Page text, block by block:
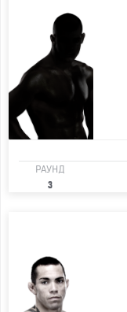
РАУНД
3